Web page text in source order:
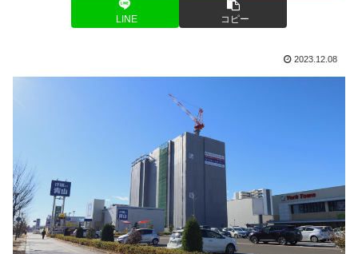
LINE コピー
2023.12.08